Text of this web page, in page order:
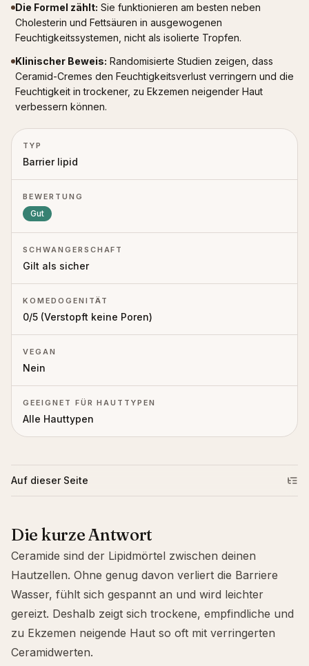
Die Formel zählt: Sie funktionieren am besten neben
Cholesterin und Fettsäuren in ausgewogenen
Feuchtigkeitssystemen, nicht als isolierte Tropfen.
Klinischer Beweis: Randomisierte Studien zeigen, dass
Ceramid-Cremes den Feuchtigkeitsverlust verringern und die
Feuchtigkeit in trockener, zu Ekzemen neigender Haut
verbessern können.
TYP
Barrier lipid
BEWERTUNG
Gut
SCHWANGERSCHAFT
Gilt als sicher
KOMEDOGENITÄT
0/5 (Verstopft keine Poren)
VEGAN
Nein
GEEIGNET FÜR HAUTTYPEN
Alle Hauttypen
Auf dieser Seite
Die kurze Antwort
Ceramide sind der Lipidmörtel zwischen deinen
Hautzellen. Ohne genug davon verliert die Barriere
Wasser, fühlt sich gespannt an und wird leichter
gereizt. Deshalb zeigt sich trockene, empfindliche und
zu Ekzemen neigende Haut so oft mit verringerten
Ceramidwerten.